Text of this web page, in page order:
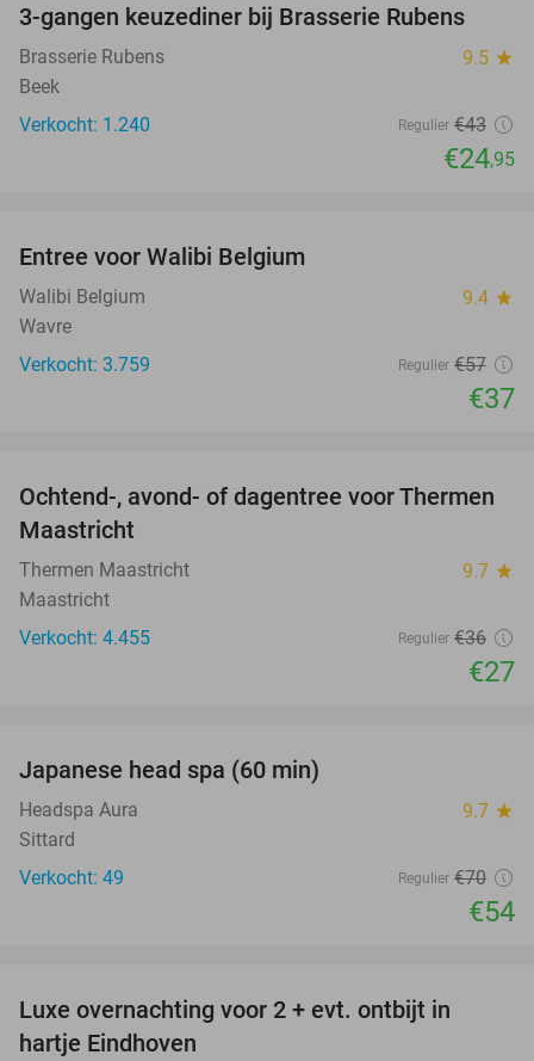
42%
3-gangen keuzediner bij Brasserie Rubens
Brasserie Rubens 9.5 star
Beek
Verkocht: 1.240
Regulier €43
€24,95
Entree voor Walibi Belgium
Walibi Belgium 9.4 star
Wavre
Verkocht: 3.759
Regulier €57
€37
25%
Ochtend-, avond- of dagentree voor Thermen
Maastricht
Thermen Maastricht 9.7 star
Maastricht
Verkocht: 4.455
Regulier €36
€27
Japanese head spa (60 min)
Headspa Aura 9.7 star
Sittard
Verkocht: 49
Regulier €70
€54
Luxe overnachting voor 2 + evt. ontbijt in
hartje Eindhoven